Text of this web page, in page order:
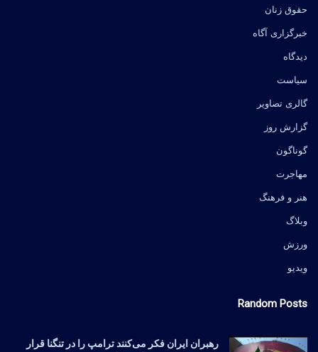
حقوق زنان
خبرگزاری آگاه
دیدگاه
سیاست
گالری تصاویر
گزارش روز
گوناگون
مهاجرت
هنر و فرهنگ
وبلاگ
ورزش
ویدیو
Random Posts
رهبران ایران فکر می‌کنند ترامپ را در تنگنا قرار